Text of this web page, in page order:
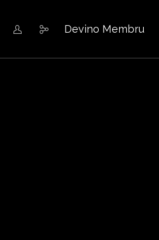
Devino Membru